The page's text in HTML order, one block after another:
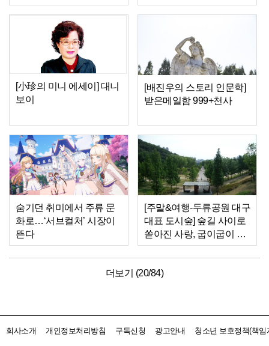
천히 걸으라고…
[小珍의 미니 에세이] 대니
보이
[배진우의 스토리 인문학]
받은메일함 999+천사
숨기던 취미에서 주류 문
화로…‘서브컬처’ 시장이
뜬다
[주말&여행-두류공원 대구
대표 도시숲] 숲길 사이로
쏟아진 사랑, 굽이굽이 돌
아와 성당못에 머물다
더보기 (20/84)
회사소개 개인정보처리방침 구독신청 광고안내 청소년 보호정책(책임